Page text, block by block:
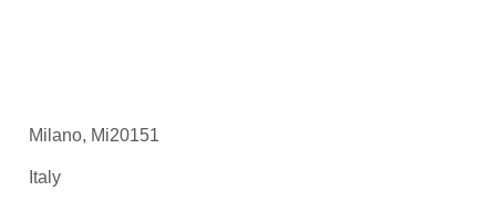
Milano, Mi20151
Italy